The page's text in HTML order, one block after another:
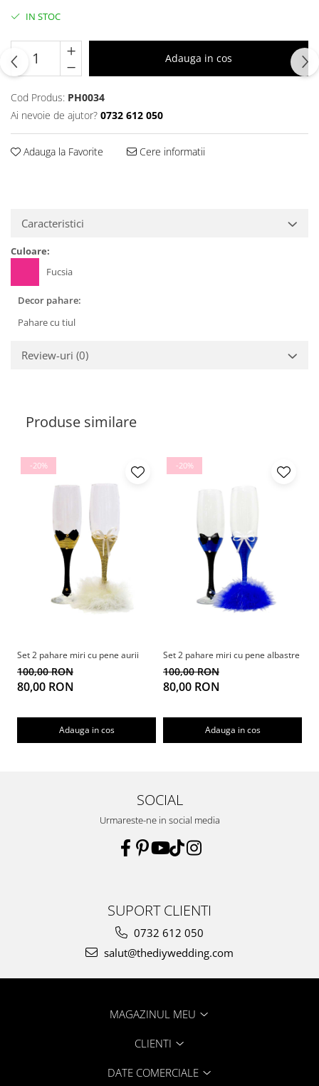
IN STOC
Adauga in cos
Cod Produs: PH0034
Ai nevoie de ajutor? 0732 612 050
Adauga la Favorite Cere informatii
Caracteristici
Culoare:
Fucsia
Decor pahare:
Pahare cu tiul
Review-uri (0)
Produse similare
-20%
Set 2 pahare miri cu pene aurii
100,00 RON
80,00 RON
Adauga in cos
-20%
Set 2 pahare miri cu pene albastre
100,00 RON
80,00 RON
Adauga in cos
SOCIAL
Urmareste-ne in social media
SUPORT CLIENTI
0732 612 050
salut@thediywedding.com
MAGAZINUL MEU
CLIENTI
DATE COMERCIALE